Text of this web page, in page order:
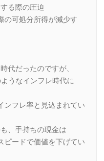
る際の圧迫
の可処分所得が減少す
代だったのですが、
うなインフレ時代に
ンフレ率と見込まれてい
、手持ちの現金は
ピードで価値を下げてい